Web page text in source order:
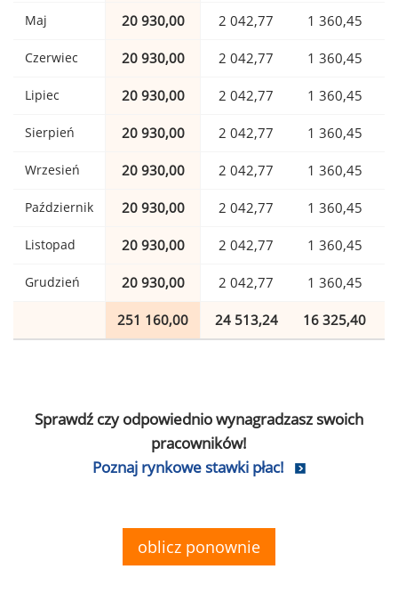
Maj 20 930,00 2 042,77 1 360,45
Czerwiec 20 930,00 2 042,77 1 360,45
Lipiec 20 930,00 2 042,77 1 360,45
Sierpień 20 930,00 2 042,77 1 360,45
Wrzesień 20 930,00 2 042,77 1 360,45
Październik 20 930,00 2 042,77 1 360,45
Listopad 20 930,00 2 042,77 1 360,45
Grudzień 20 930,00 2 042,77 1 360,45
251 160,00 24 513,24 16 325,40
Sprawdź czy odpowiednio wynagradzasz swoich
pracowników!
Poznaj rynkowe stawki płac!
oblicz ponownie